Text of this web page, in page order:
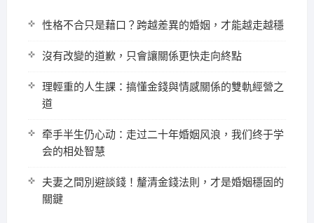
性格不合只是藉口？跨越差異的婚姻，才能越走越穩
沒有改變的道歉，只會讓關係更快走向終點
理輕重的人生課：搞懂金錢與情感關係的雙軌經營之
道
牵手半生仍心动：走过二十年婚姻风浪，我们终于学
会的相处智慧
夫妻之間別避談錢！釐清金錢法則，才是婚姻穩固的
關鍵